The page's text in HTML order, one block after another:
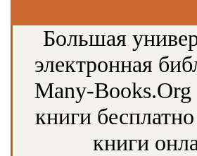
Большая
электронная
Many-Books.Org
книги
книги